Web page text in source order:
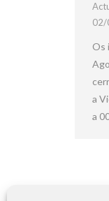
02/
Os
a
a